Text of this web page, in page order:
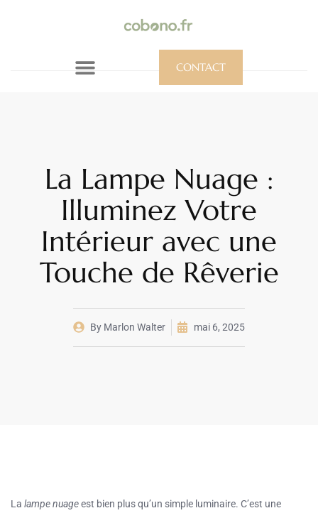
CONTACT
La Lampe Nuage :
Illuminez Votre
Intérieur avec une
Touche de Rêverie
By Marlon Walter mai 6, 2025
La lampe nuageest bien plus qu’un simple luminaire. C’est une